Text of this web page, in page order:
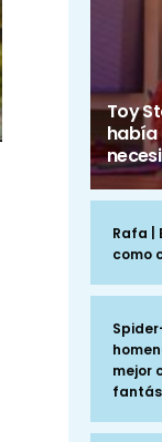
Toy
había
Rafa |
como
mejor